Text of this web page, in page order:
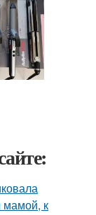
мамой, к